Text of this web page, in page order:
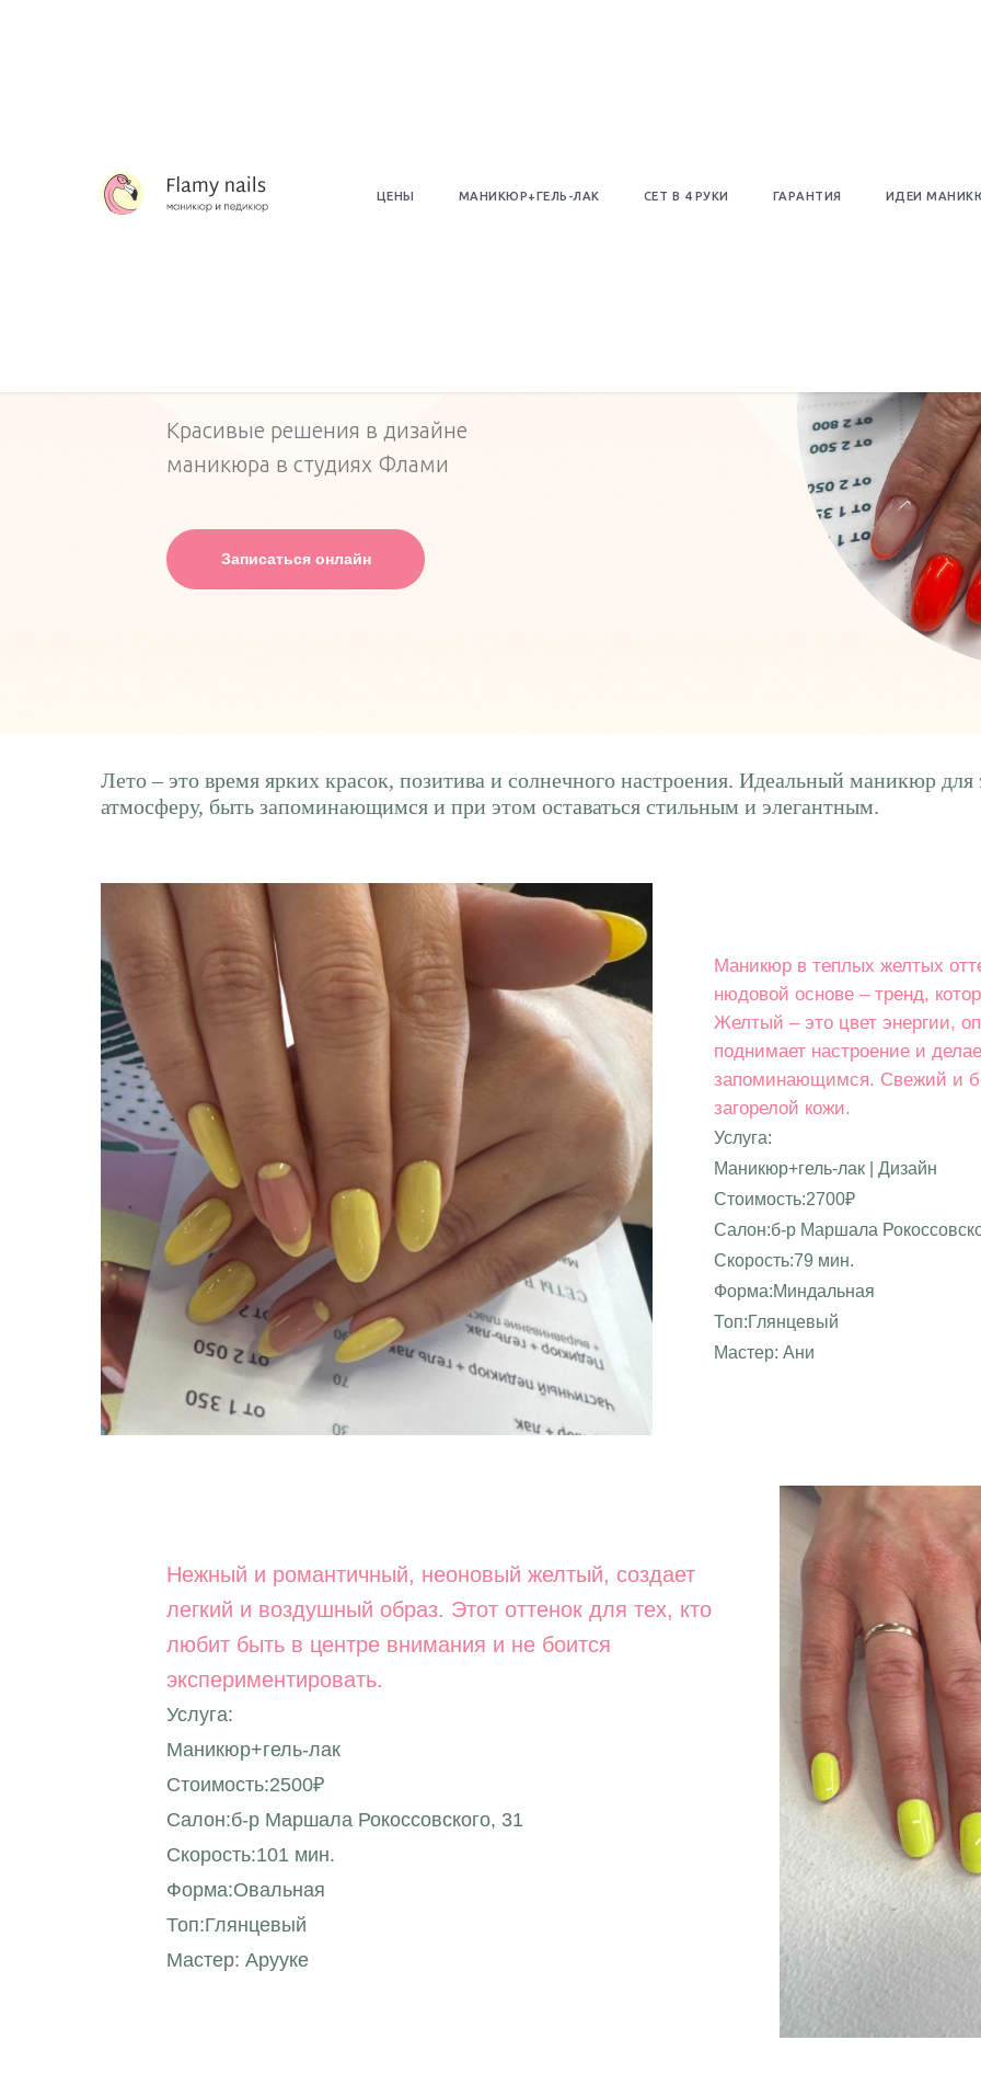
ЦЕНЫ МАНИКЮР+ГЕЛЬ-ЛАК СЕТ В 4 РУКИ ГАРАНТИЯ ИДЕИ
Записаться онлайн
Красивые решения в дизайне
маникюра в студиях Флами
Лето – это время ярких красок, позитива и солнечного настроения. Идеальный маникюр для
атмосферу, быть запоминающимся и при этом оставаться стильным и элегантным.
Маникюр в теплых желтых
нюдовой основе – тренд,
Желтый – это цвет энергии,
поднимает настроение и
запоминающимся. Свежий и
загорелой кожи.
Услуга:
Маникюр+гель-лак | Дизайн
Стоимость:2700₽
Салон:б-р Маршала
Скорость:79 мин.
Форма:Миндальная
Топ:Глянцевый
Мастер: Ани
Услуга:
Маникюр+гель-лак
Стоимость:2500₽
Салон:б-р Маршала Рокоссовского, 31
Скорость:101 мин.
Форма:Овальная
Топ:Глянцевый
Мастер: Арууке
Нежный и романтичный, неоновый желтый, создает
легкий и воздушный образ. Этот оттенок для тех, кто
любит быть в центре внимания и не боится
экспериментировать.